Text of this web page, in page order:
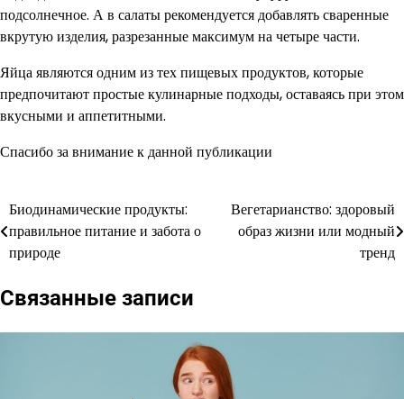
подсолнечное. А в салаты рекомендуется добавлять сваренные
вкрутую изделия, разрезанные максимум на четыре части.
Яйца являются одним из тех пищевых продуктов, которые
предпочитают простые кулинарные подходы, оставаясь при этом
вкусными и аппетитными.
Спасибо за внимание к данной публикации
Навигация
по
Биодинамические продукты:
правильное питание и забота о
природе
Вегетарианство: здоровый
образ жизни или модный
тренд
Связанные записи